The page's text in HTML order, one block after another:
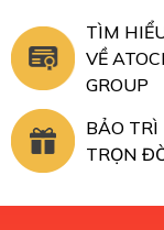
TÌM
VỀ
GROUP
BẢO TRÌ
TRỌN